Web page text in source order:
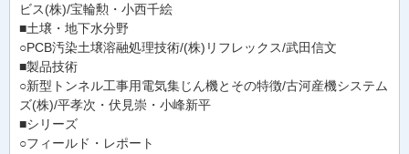
ビス(株)/宝輪勲・小西千絵
■土壌・地下水分野
○PCB汚染土壌溶融処理技術/(株)リフレックス/武田信文
■製品技術
○新型トンネル工事用電気集じん機とその特徴/古河産機システム
ズ(株)/平孝次・伏見崇・小峰新平
■シリーズ
○フィールド・レポート